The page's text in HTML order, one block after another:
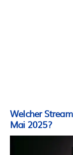
Welcher
Mai 2025?